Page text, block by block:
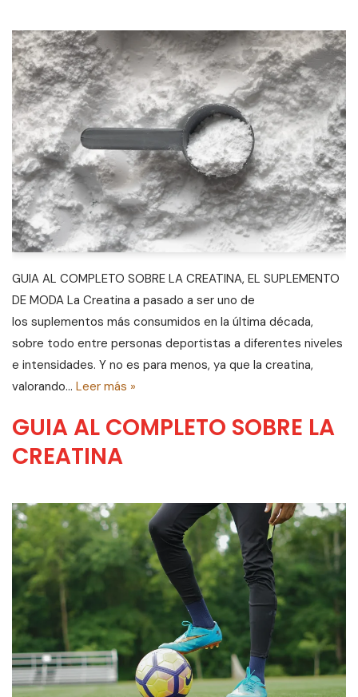
GUIA AL COMPLETO SOBRE LA CREATINA, EL SUPLEMENTO
DE MODA La Creatina a pasado a ser uno de
los suplementos más consumidos en la última década,
sobre todo entre personas deportistas a diferentes niveles
e intensidades. Y no es para menos, ya que la creatina,
valorando… Leer más »
GUIA AL COMPLETO SOBRE LA
CREATINA